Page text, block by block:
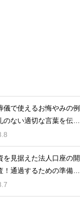
儀で使えるお悔やみの例
のない適切な言葉を伝え
を見据えた法人口座の開
！通過するための準備と